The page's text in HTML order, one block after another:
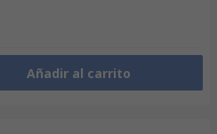
Añadir al carrito